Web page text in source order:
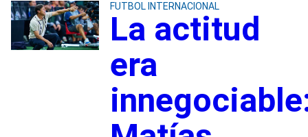
FUTBOL INTERNACIONAL
La actitud
era